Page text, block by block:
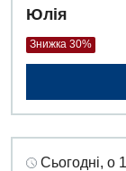
Юлія
Знижка 30%
Сьогодні, о